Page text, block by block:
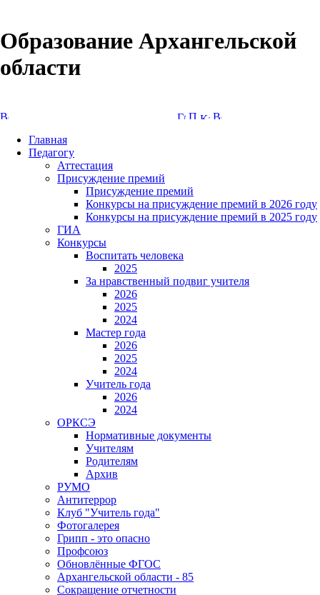
Образование Архангельской
области
Главная
Педагогу
Аттестация
Присуждение премий
Присуждение премий
Конкурсы на присуждение премий в 2026 году
Конкурсы на присуждение премий в 2025 году
ГИА
Конкурсы
Воспитать человека
2025
За нравственный подвиг учителя
2026
2025
2024
Мастер года
2026
2025
2024
Учитель года
2026
2024
ОРКСЭ
Нормативные документы
Учителям
Родителям
Архив
РУМО
Антитеррор
Клуб "Учитель года"
Фотогалерея
Грипп - это опасно
Профсоюз
Обновлённые ФГОС
Архангельской области - 85
Сокращение отчетности